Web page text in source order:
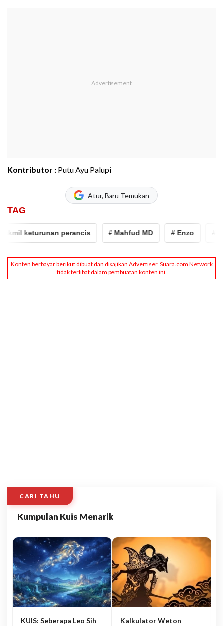
Kontributor : Putu Ayu Palupi
Atur, Baru Temukan
TAG
keturunan perancis # Mahfud MD # Enzo
CARI TAHU
Kumpulan Kuis Menarik
KUIS: Seberapa Leo Sih
Kalkulator Weton